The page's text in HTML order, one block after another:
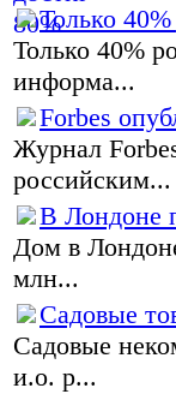
Только
Только 40%
информа...
Forbes
Журнал
российским...
В Лондоне
Дом в
млн...
Садовые
Садовые
и.о. р...